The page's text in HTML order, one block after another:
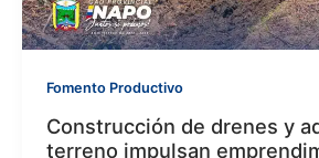
Fomento Productivo
Construcción de drenes y
terreno impulsan